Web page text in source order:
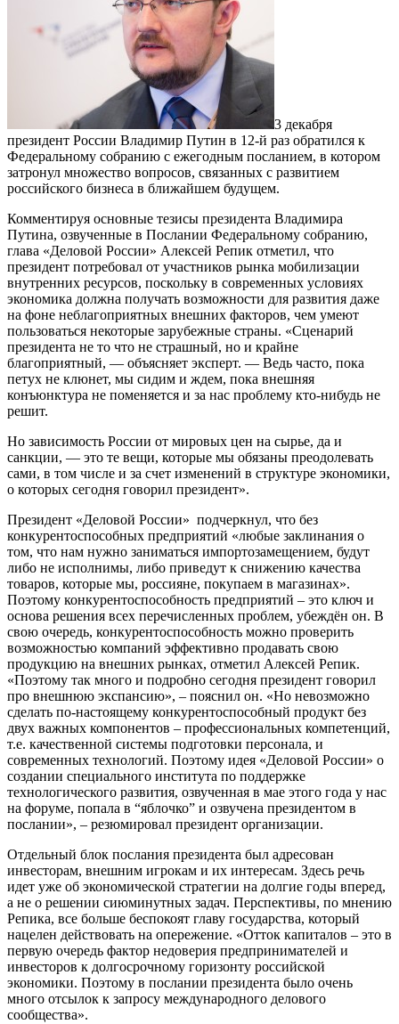
3 декабря
президент России Владимир Путин в 12-й раз обратился к
Федеральному собранию с ежегодным посланием, в котором
затронул множество вопросов, связанных с развитием
российского бизнеса в ближайшем будущем.
Комментируя основные тезисы президента Владимира
Путина, озвученные в Послании Федеральному собранию,
глава «Деловой России» Алексей Репик отметил, что
президент потребовал от участников рынка мобилизации
внутренних ресурсов, поскольку в современных условиях
экономика должна получать возможности для развития даже
на фоне неблагоприятных внешних факторов, чем умеют
пользоваться некоторые зарубежные страны. «Сценарий
президента не то что не страшный, но и крайне
благоприятный, — объясняет эксперт. — Ведь часто, пока
петух не клюнет, мы сидим и ждем, пока внешняя
конъюнктура не поменяется и за нас проблему кто-нибудь не
решит.
Но зависимость России от мировых цен на сырье, да и
санкции, — это те вещи, которые мы обязаны преодолевать
сами, в том числе и за счет изменений в структуре экономики,
о которых сегодня говорил президент».
Президент «Деловой России» подчеркнул, что без
конкурентоспособных предприятий «любые заклинания о
том, что нам нужно заниматься импортозамещением, будут
либо не исполнимы, либо приведут к снижению качества
товаров, которые мы, россияне, покупаем в магазинах».
Поэтому конкурентоспособность предприятий – это ключ и
основа решения всех перечисленных проблем, убеждён он. В
свою очередь, конкурентоспособность можно проверить
возможностью компаний эффективно продавать свою
продукцию на внешних рынках, отметил Алексей Репик.
«Поэтому так много и подробно сегодня президент говорил
про внешнюю экспансию», – пояснил он. «Но невозможно
сделать по-настоящему конкурентоспособный продукт без
двух важных компонентов – профессиональных компетенций,
т.е. качественной системы подготовки персонала, и
современных технологий. Поэтому идея «Деловой России» о
создании специального института по поддержке
технологического развития, озвученная в мае этого года у нас
на форуме, попала в “яблочко” и озвучена президентом в
послании», – резюмировал президент организации.
Отдельный блок послания президента был адресован
инвесторам, внешним игрокам и их интересам. Здесь речь
идет уже об экономической стратегии на долгие годы вперед,
а не о решении сиюминутных задач. Перспективы, по мнению
Репика, все больше беспокоят главу государства, который
нацелен действовать на опережение. «Отток капиталов – это в
первую очередь фактор недоверия предпринимателей и
инвесторов к долгосрочному горизонту российской
экономики. Поэтому в послании президента было очень
много отсылок к запросу международного делового
сообщества».